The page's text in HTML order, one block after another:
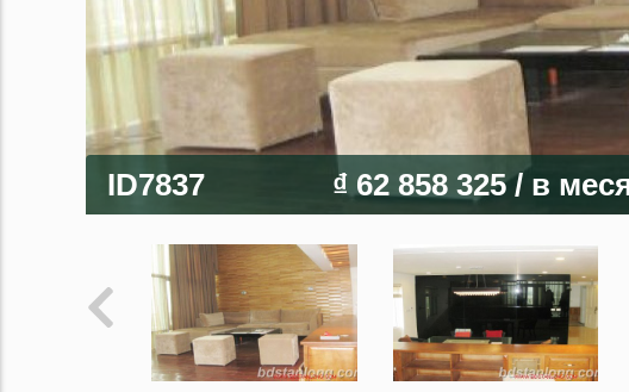
ID7837 ₫ 62 858 325/ в